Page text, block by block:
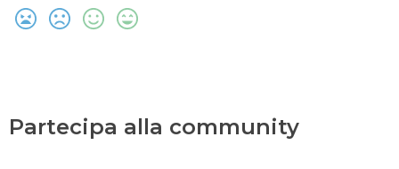
Partecipa alla community